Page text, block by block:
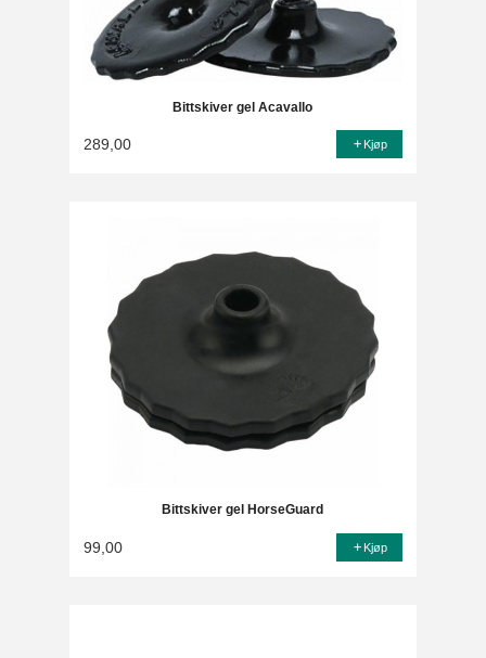
Bittskiver gel Acavallo
289,00 Kjøp
Bittskiver gel HorseGuard
99,00 Kjøp